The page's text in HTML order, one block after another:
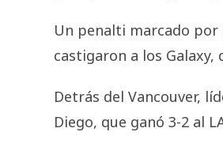
Un penalti marcado
castigaron a los Galaxy,
Detrás del Vancouver,
Diego, que ganó 3-2 al